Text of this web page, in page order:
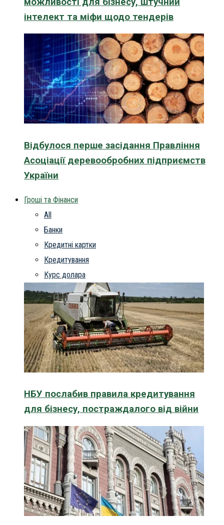
інтелект та міфи щодо тендерів
Відбулося перше засідання Правління
Асоціації деревообробних підприємств
України
Гроші та Фінанси
All
Банки
Кредитні картки
Кредитування
Курс долара
НБУ послабив правила кредитування
для бізнесу, постраждалого від війни